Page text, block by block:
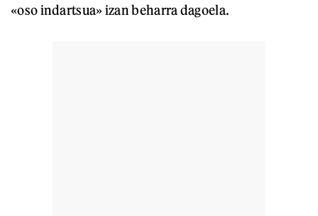
«oso indartsua» izan beharra dagoela.